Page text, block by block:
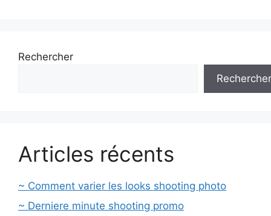
Rechercher
Rechercher
Articles récents
~ Comment varier les looks shooting photo
~ Derniere minute shooting promo